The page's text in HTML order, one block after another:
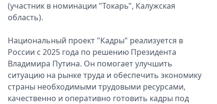
(участник в номинации "Токарь", Калужская
область).
Национальный проект "Кадры" реализуется в
России с 2025 года по решению Президента
Владимира Путина. Он помогает улучшить
ситуацию на рынке труда и обеспечить экономику
страны необходимыми трудовыми ресурсами,
качественно и оперативно готовить кадры под